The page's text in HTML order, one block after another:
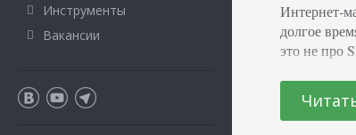
Интернет-
долгое
это не про
набор
Инструменты
Вакансии